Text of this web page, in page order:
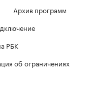
Архив программ
РБК
об ограничениях